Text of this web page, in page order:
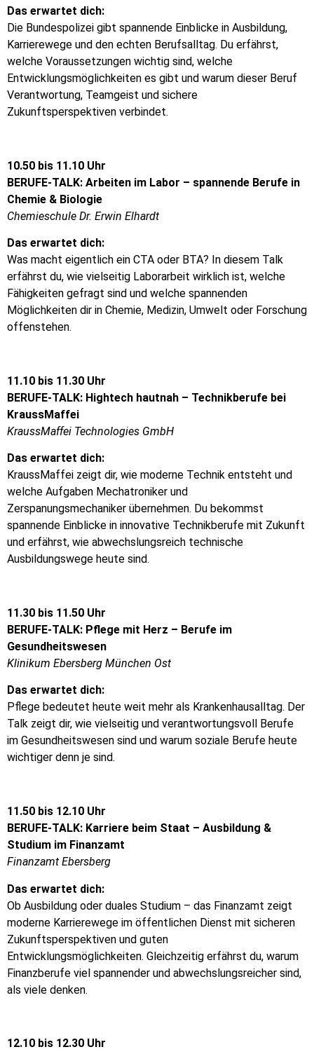
Das erwartet dich:
Die Bundespolizei gibt spannende Einblicke in Ausbildung,
Karrierewege und den echten Berufsalltag. Du erfährst,
welche Voraussetzungen wichtig sind, welche
Entwicklungsmöglichkeiten es gibt und warum dieser Beruf
Verantwortung, Teamgeist und sichere
Zukunftsperspektiven verbindet.
10.50 bis 11.10 Uhr
BERUFE-TALK: Arbeiten im Labor – spannende Berufe in
Chemie & Biologie
Chemieschule Dr. Erwin Elhardt
Das erwartet dich:
Was macht eigentlich ein CTA oder BTA? In diesem Talk
erfährst du, wie vielseitig Laborarbeit wirklich ist, welche
Fähigkeiten gefragt sind und welche spannenden
Möglichkeiten dir in Chemie, Medizin, Umwelt oder Forschung
offenstehen.
11.10 bis 11.30 Uhr
BERUFE-TALK: Hightech hautnah – Technikberufe bei
KraussMaffei
KraussMaffei Technologies GmbH
Das erwartet dich:
KraussMaffei zeigt dir, wie moderne Technik entsteht und
welche Aufgaben Mechatroniker und
Zerspanungsmechaniker übernehmen. Du bekommst
spannende Einblicke in innovative Technikberufe mit Zukunft
und erfährst, wie abwechslungsreich technische
Ausbildungswege heute sind.
11.30 bis 11.50 Uhr
BERUFE-TALK: Pflege mit Herz – Berufe im
Gesundheitswesen
Klinikum Ebersberg München Ost
Das erwartet dich:
Pflege bedeutet heute weit mehr als Krankenhausalltag. Der
Talk zeigt dir, wie vielseitig und verantwortungsvoll Berufe
im Gesundheitswesen sind und warum soziale Berufe heute
wichtiger denn je sind.
11.50 bis 12.10 Uhr
BERUFE-TALK: Karriere beim Staat – Ausbildung &
Studium im Finanzamt
Finanzamt Ebersberg
Das erwartet dich:
Ob Ausbildung oder duales Studium – das Finanzamt zeigt
moderne Karrierewege im öffentlichen Dienst mit sicheren
Zukunftsperspektiven und guten
Entwicklungsmöglichkeiten. Gleichzeitig erfährst du, warum
Finanzberufe viel spannender und abwechslungsreicher sind,
als viele denken.
12.10 bis 12.30 Uhr